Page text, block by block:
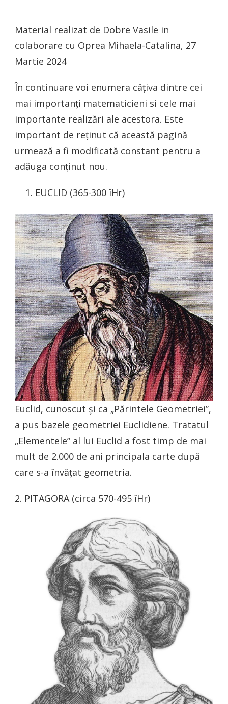
Material realizat de Dobre Vasile in
colaborare cu Oprea Mihaela-Catalina, 27
Martie 2024
În continuare voi enumera câțiva dintre cei
mai importanți matematicieni si cele mai
importante realizări ale acestora. Este
important de reținut că această pagină
urmează a fi modificată constant pentru a
adăuga conținut nou.
EUCLID (365-300 îHr)
Euclid, cunoscut și ca „Părintele Geometriei”,
a pus bazele geometriei Euclidiene. Tratatul
„Elementele” al lui Euclid a fost timp de mai
mult de 2.000 de ani principala carte după
care s-a învățat geometria.
2. PITAGORA (circa 570-495 îHr)